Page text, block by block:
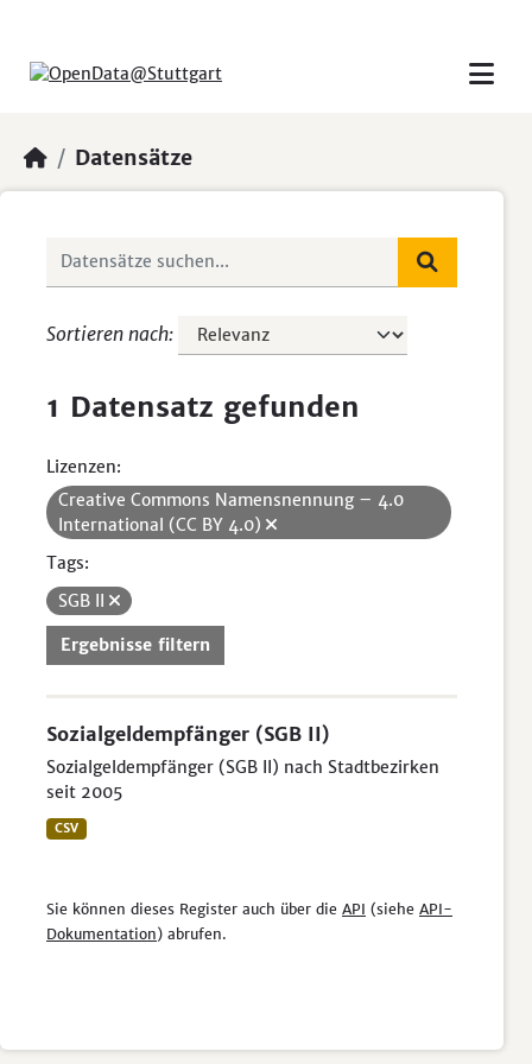
Datensätze
Sortieren nach
1 Datensatz gefunden
Lizenzen:
Creative Commons Namensnennung – 4.0
International (CC BY 4.0)
Tags:
SGB II
Ergebnisse filtern
Sozialgeldempfänger (SGB II)
Sozialgeldempfänger (SGB II) nach Stadtbezirken
seit 2005
CSV
Sie können dieses Register auch über die API (siehe API-
Dokumentation) abrufen.